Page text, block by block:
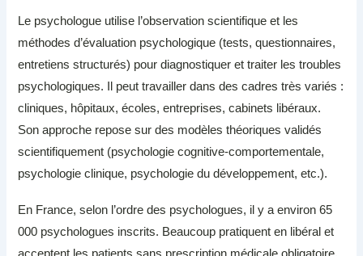
Le psychologue utilise l’observation scientifique et les
méthodes d’évaluation psychologique (tests, questionnaires,
entretiens structurés) pour diagnostiquer et traiter les troubles
psychologiques. Il peut travailler dans des cadres très variés :
cliniques, hôpitaux, écoles, entreprises, cabinets libéraux.
Son approche repose sur des modèles théoriques validés
scientifiquement (psychologie cognitive-comportementale,
psychologie clinique, psychologie du développement, etc.).
En France, selon l’ordre des psychologues, il y a environ 65
000 psychologues inscrits. Beaucoup pratiquent en libéral et
acceptent les patients sans prescription médicale obligatoire,